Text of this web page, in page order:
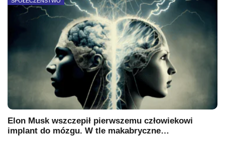
Elon Musk wszczepił pierwszemu człowiekowi
implant do mózgu. W tle makabryczne…